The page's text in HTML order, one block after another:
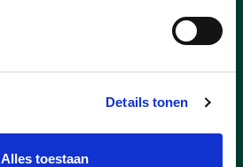
Details tonen
Alles toestaan